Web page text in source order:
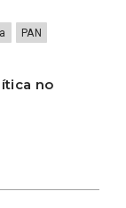
PAN
no